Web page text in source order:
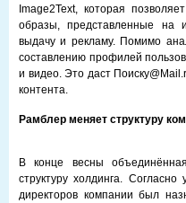
Image2Text, которая
образы, представленные на
выдачу и рекламу. Помимо
составлению профилей
и видео. Это даст
контента.
Рамблер меняет структуру
В конце весны
структуру холдинга.
директоров компании был